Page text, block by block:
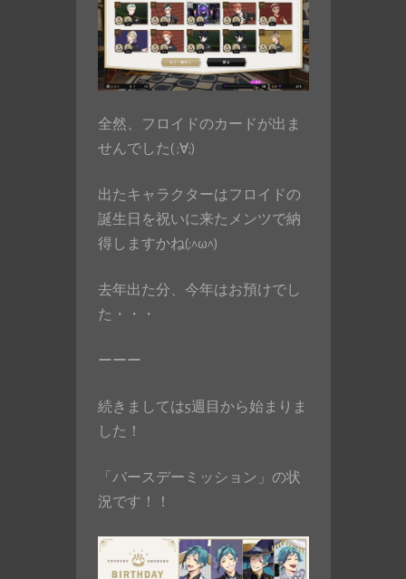
全然、フロイドのカードが出ま
せんでした( ;∀;)
出たキャラクターはフロイドの
誕生日を祝いに来たメンツで納
得しますかね(;^ω^)
去年出た分、今年はお預けでし
た・・・
ーーー
続きましては5週目から始まりま
した！
「バースデーミッション」の状
況です！！